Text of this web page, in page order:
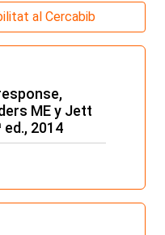
al Cercabib
ME y Jett
ed., 2014